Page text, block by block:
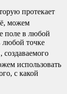
протекает
можем
поле в любой
любой точке
→
, создаваемого
использовать
с какой